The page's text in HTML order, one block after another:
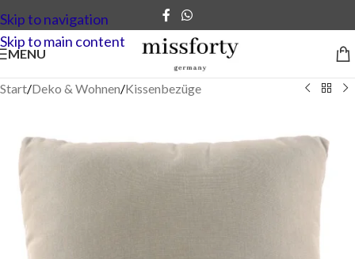
Skip to navigation
Skip to main content
MENU
Start/Deko & Wohnen/Kissenbezüge